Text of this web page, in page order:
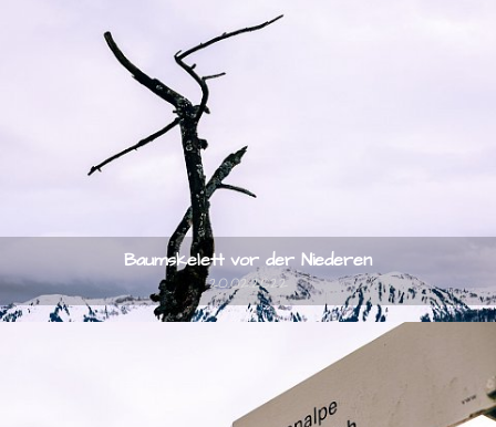
Baumskelett vor der Niederen
20.02.2022